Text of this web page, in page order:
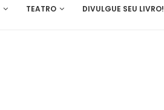
TEATRO DIVULGUE SEU LIVRO!